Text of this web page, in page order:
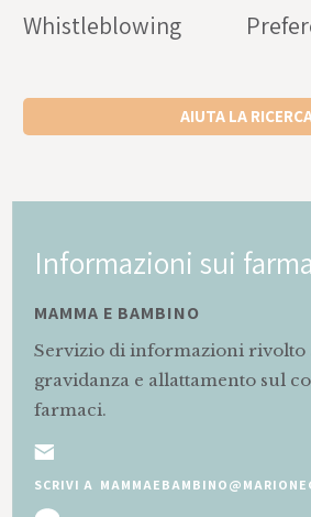
Whistleblowing
AIUTA LA
Informazioni sui
MAMMA E BAMBINO
Servizio di informazioni rivolto
gravidanza e allattamento sul
farmaci.
SCRIVI A